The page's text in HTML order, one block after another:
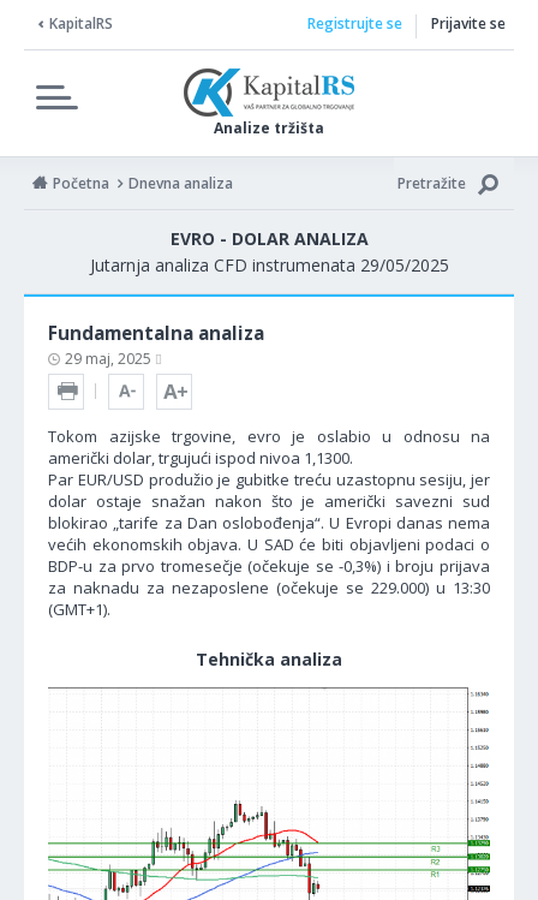
KapitalRS
Analize tržišta
Registrujte se Prijavite se
Početna Dnevna analiza Pretražite
EVRO - DOLAR ANALIZA
Jutarnja analiza CFD instrumenata 29/05/2025
Fundamentalna analiza
29 maj, 2025
Tokom azijske trgovine, evro je oslabio u odnosu na
američki dolar, trgujući ispod nivoa 1,1300.
Par EUR/USD produžio je gubitke treću uzastopnu sesiju, jer
dolar ostaje snažan nakon što je američki savezni sud
blokirao „tarife za Dan oslobođenja“. U Evropi danas nema
većih ekonomskih objava. U SAD će biti objavljeni podaci o
BDP-u za prvo tromesečje (očekuje se -0,3%) i broju prijava
za naknadu za nezaposlene (očekuje se 229.000) u 13:30
(GMT+1).
Tehnička analiza